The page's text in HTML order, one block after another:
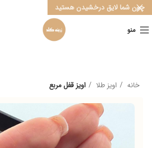
منو
خانه اویز طلا اویز قفل مربع
چون شما لایق درخشیدن هستید